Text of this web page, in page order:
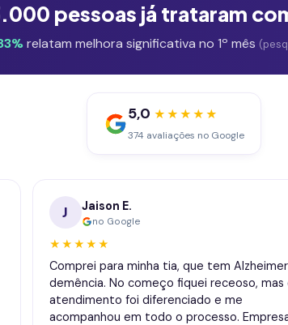
pessoas já trataram
relatam melhora significativa no 1º mês
5,0 ★★★★★
374 avaliações no Google
J Jaison E.
no Google
★★★★★
Comprei para minha tia, que tem
demência. No começo fiquei receoso, mas
atendimento foi diferenciado e me
acompanhou em todo o processo.